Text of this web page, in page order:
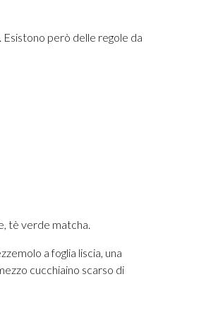
però delle regole da
tè verde matcha.
a foglia liscia, una
cucchiaino scarso di